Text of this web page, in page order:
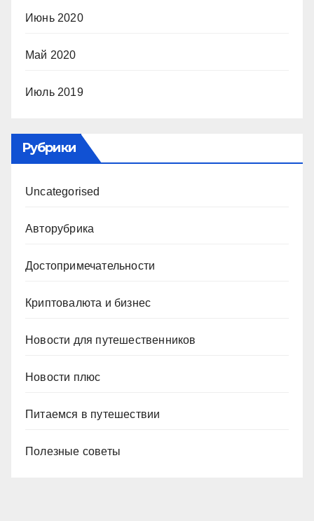
Июнь 2020
Май 2020
Июль 2019
Рубрики
Uncategorised
Авторубрика
Достопримечательности
Криптовалюта и бизнес
Новости для путешественников
Новости плюс
Питаемся в путешествии
Полезные советы